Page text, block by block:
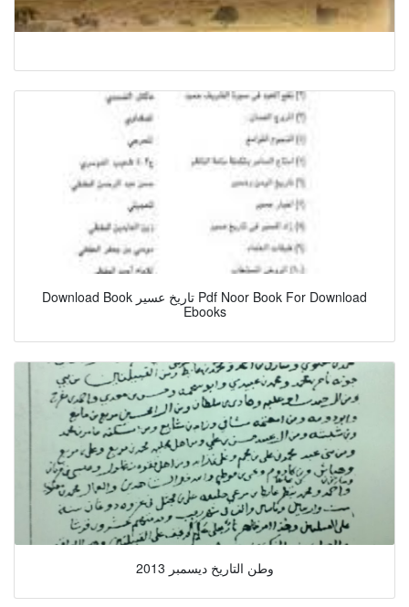
Download Book تاريخ عسير Pdf Noor Book For Download
Ebooks
وطن التاريخ ديسمبر 2013